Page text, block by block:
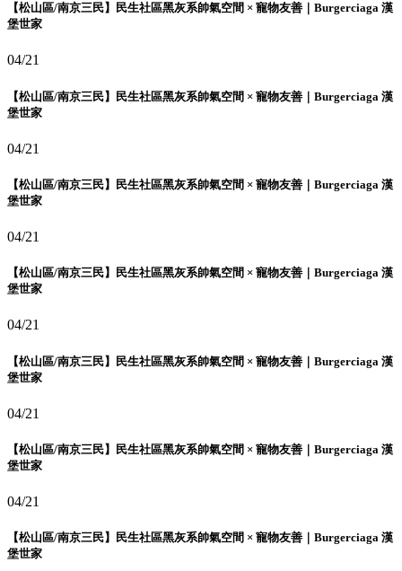
【松山區/南京三民】民生社區黑灰系帥氣空間 × 寵物友善｜Burgerciaga 漢
堡世家
04/21
【松山區/南京三民】民生社區黑灰系帥氣空間 × 寵物友善｜Burgerciaga 漢
堡世家
04/21
【松山區/南京三民】民生社區黑灰系帥氣空間 × 寵物友善｜Burgerciaga 漢
堡世家
04/21
【松山區/南京三民】民生社區黑灰系帥氣空間 × 寵物友善｜Burgerciaga 漢
堡世家
04/21
【松山區/南京三民】民生社區黑灰系帥氣空間 × 寵物友善｜Burgerciaga 漢
堡世家
04/21
【松山區/南京三民】民生社區黑灰系帥氣空間 × 寵物友善｜Burgerciaga 漢
堡世家
04/21
【松山區/南京三民】民生社區黑灰系帥氣空間 × 寵物友善｜Burgerciaga 漢
堡世家